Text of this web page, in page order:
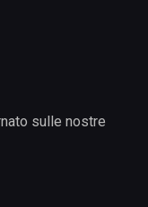
sulle nostre